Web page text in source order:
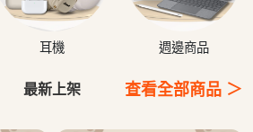
耳機 週邊商品
最新上架 查看全部商品 ＞